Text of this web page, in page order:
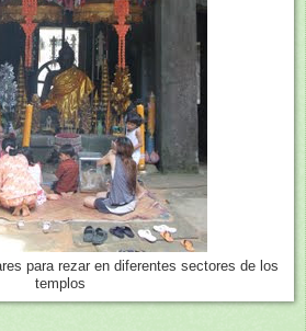
para rezar en diferentes sectores de los
templos